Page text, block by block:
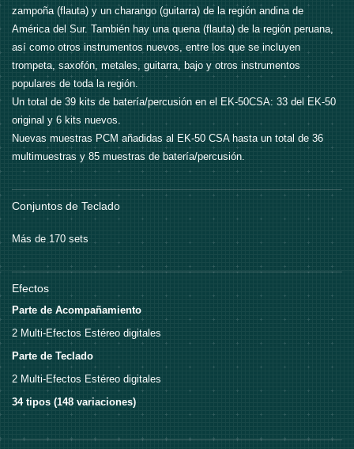
zampoña (flauta) y un charango (guitarra) de la región andina de
América del Sur. También hay una quena (flauta) de la región peruana,
así como otros instrumentos nuevos, entre los que se incluyen
trompeta, saxofón, metales, guitarra, bajo y otros instrumentos
populares de toda la región.
Un total de 39 kits de batería/percusión en el EK-50CSA: 33 del EK-50
original y 6 kits nuevos.
Nuevas muestras PCM añadidas al EK-50 CSA hasta un total de 36
multimuestras y 85 muestras de batería/percusión.
Conjuntos de Teclado
Más de 170 sets
Efectos
Parte de Acompañamiento
2 Multi-Efectos Estéreo digitales
Parte de Teclado
2 Multi-Efectos Estéreo digitales
34 tipos (148 variaciones)